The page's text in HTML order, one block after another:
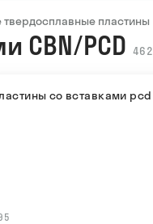
пластины
CBN/PCD 462
со вставками pcd